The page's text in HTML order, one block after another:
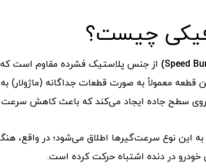
چیست؟
Speed از جنس پلاستیک فشرده مقاوم استکه
قطعه معمولاً به صورت قطعات جداگانه (ماژولار) به
روی سطح جاده ایجاد می‌کندکه باعثکاهش سرعت
به این نوع سرعت‌گیرها اطلاق می‌شود؛ در واقع،
خودرو در دنده اشتباه حرکتکرده است.